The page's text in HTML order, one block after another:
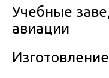
Учебные
авиации